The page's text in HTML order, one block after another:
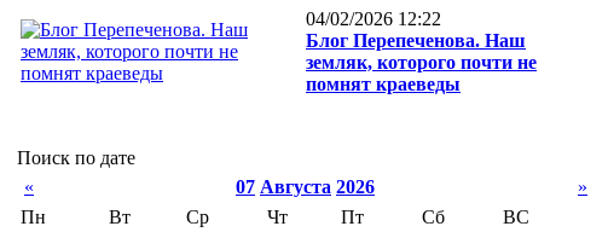
04/02/2026 12:22
Блог Перепеченова. Наш
земляк, которого почти не
помнят краеведы
Поиск по дате
«
07 Августа 2026
»
Пн
Вт Ср Чт Пт Сб
ВС